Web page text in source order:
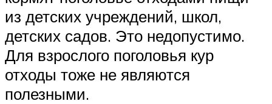
из детских учреждений, школ,
детских садов. Это недопустимо.
Для взрослого поголовья кур
отходы тоже не являются
полезными.